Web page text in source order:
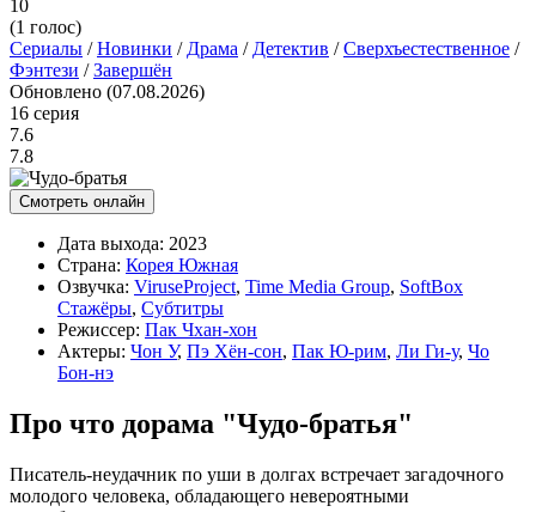
10
(1 голос)
Сериалы /Новинки / Драма / Детектив /Сверхъестественное /
Фэнтези /Завершён
Обновлено (07.08.2026)
16 серия
7.6
7.8
Смотреть онлайн
Дата выхода: 2023
Страна: Корея Южная
Озвучка: ViruseProject, Time Media Group, SoftBox
Стажёры, Субтитры
Режиссер: Пак Чхан-хон
Актеры: Чон У, Пэ Хён-сон, Пак Ю-рим, Ли Ги-у, Чо
Бон-нэ
Про что дорама "Чудо-братья"
Писатель-неудачник по уши в долгах встречает загадочного
молодого человека, обладающего невероятными